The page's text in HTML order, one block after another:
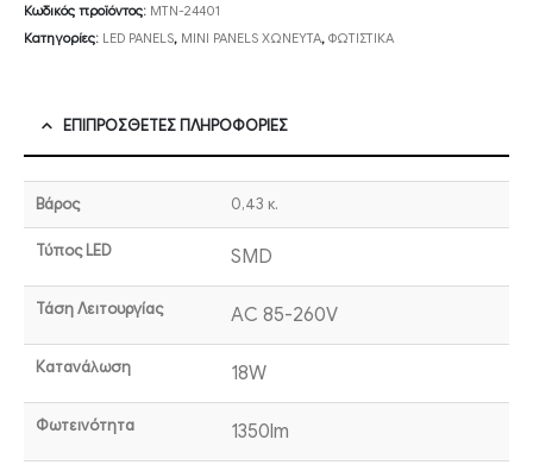
Κωδικός προϊόντος: MTN-24401
Κατηγορίες: LED PANELS, MINI PANELS ΧΩΝΕΥΤΑ, ΦΩΤΙΣΤΙΚΑ
ΕΠΙΠΡΌΣΘΕΤΕΣ ΠΛΗΡΟΦΟΡΊΕΣ
Βάρος 0,43 κ.
Τύπος LED SMD
Τάση Λειτουργίας AC 85-260V
Κατανάλωση 18W
Φωτεινότητα 1350lm